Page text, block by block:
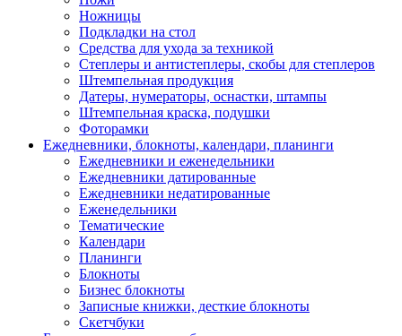
Ножницы
Подкладки на стол
Средства для ухода за техникой
Степлеры и антистеплеры, скобы для степлеров
Штемпельная продукция
Датеры, нумераторы, оснастки, штампы
Штемпельная краска, подушки
Фоторамки
Ежедневники, блокноты, календари, планинги
Ежедневники и еженедельники
Ежедневники датированные
Ежедневники недатированные
Еженедельники
Тематические
Календари
Планинги
Блокноты
Бизнес блокноты
Записные книжки, десткие блокноты
Скетчбуки